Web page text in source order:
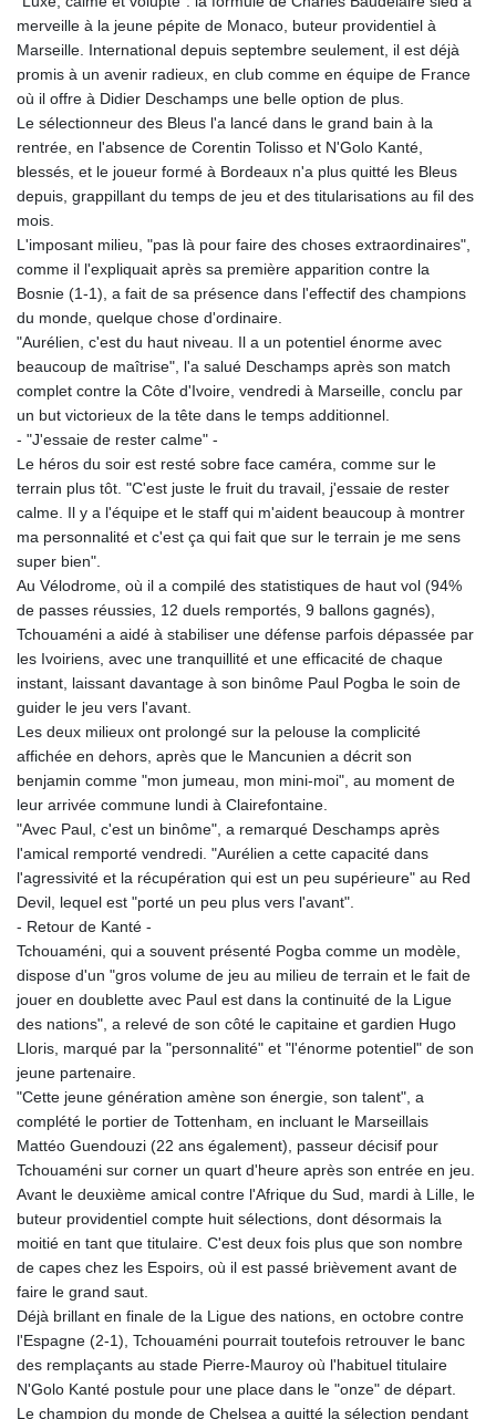
merveille à la jeune pépite de Monaco, buteur providentiel à
Marseille. International depuis septembre seulement, il est déjà
promis à un avenir radieux, en club comme en équipe de France
où il offre à Didier Deschamps une belle option de plus.
Le sélectionneur des Bleus l'a lancé dans le grand bain à la
rentrée, en l'absence de Corentin Tolisso et N'Golo Kanté,
blessés, et le joueur formé à Bordeaux n'a plus quitté les Bleus
depuis, grappillant du temps de jeu et des titularisations au fil des
mois.
L'imposant milieu, "pas là pour faire des choses extraordinaires",
comme il l'expliquait après sa première apparition contre la
Bosnie (1-1), a fait de sa présence dans l'effectif des champions
du monde, quelque chose d'ordinaire.
"Aurélien, c'est du haut niveau. Il a un potentiel énorme avec
beaucoup de maîtrise", l'a salué Deschamps après son match
complet contre la Côte d'Ivoire, vendredi à Marseille, conclu par
un but victorieux de la tête dans le temps additionnel.
- "J'essaie de rester calme" -
Le héros du soir est resté sobre face caméra, comme sur le
terrain plus tôt. "C'est juste le fruit du travail, j'essaie de rester
calme. Il y a l'équipe et le staff qui m'aident beaucoup à montrer
ma personnalité et c'est ça qui fait que sur le terrain je me sens
super bien".
Au Vélodrome, où il a compilé des statistiques de haut vol (94%
de passes réussies, 12 duels remportés, 9 ballons gagnés),
Tchouaméni a aidé à stabiliser une défense parfois dépassée par
les Ivoiriens, avec une tranquillité et une efficacité de chaque
instant, laissant davantage à son binôme Paul Pogba le soin de
guider le jeu vers l'avant.
Les deux milieux ont prolongé sur la pelouse la complicité
affichée en dehors, après que le Mancunien a décrit son
benjamin comme "mon jumeau, mon mini-moi", au moment de
leur arrivée commune lundi à Clairefontaine.
"Avec Paul, c'est un binôme", a remarqué Deschamps après
l'amical remporté vendredi. "Aurélien a cette capacité dans
l'agressivité et la récupération qui est un peu supérieure" au Red
Devil, lequel est "porté un peu plus vers l'avant".
- Retour de Kanté -
Tchouaméni, qui a souvent présenté Pogba comme un modèle,
dispose d'un "gros volume de jeu au milieu de terrain et le fait de
jouer en doublette avec Paul est dans la continuité de la Ligue
des nations", a relevé de son côté le capitaine et gardien Hugo
Lloris, marqué par la "personnalité" et "l'énorme potentiel" de son
jeune partenaire.
"Cette jeune génération amène son énergie, son talent", a
complété le portier de Tottenham, en incluant le Marseillais
Mattéo Guendouzi (22 ans également), passeur décisif pour
Tchouaméni sur corner un quart d'heure après son entrée en jeu.
Avant le deuxième amical contre l'Afrique du Sud, mardi à Lille, le
buteur providentiel compte huit sélections, dont désormais la
moitié en tant que titulaire. C'est deux fois plus que son nombre
de capes chez les Espoirs, où il est passé brièvement avant de
faire le grand saut.
Déjà brillant en finale de la Ligue des nations, en octobre contre
l'Espagne (2-1), Tchouaméni pourrait toutefois retrouver le banc
des remplaçants au stade Pierre-Mauroy où l'habituel titulaire
N'Golo Kanté postule pour une place dans le "onze" de départ.
Le champion du monde de Chelsea a quitté la sélection pendant